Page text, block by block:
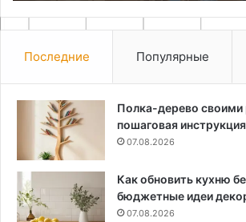
Последние Популярные
Полка-дерево своими
пошаговая инструкция
07.08.2026
Как обновить кухню
бюджетные идеи
07.08.2026